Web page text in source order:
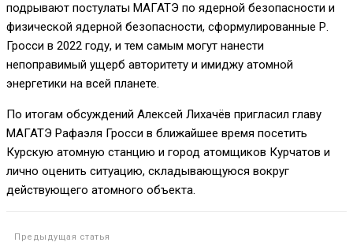
подрывают постулаты МАГАТЭ по ядерной безопасности и
физической ядерной безопасности, сформулированные Р.
Гросси в 2022 году, и тем самым могут нанести
непоправимый ущерб авторитету и имиджу атомной
энергетики на всей планете.
По итогам обсуждений Алексей Лихачёв пригласил главу
МАГАТЭ Рафаэля Гросси в ближайшее время посетить
Курскую атомную станцию и город атомщиков Курчатов и
лично оценить ситуацию, складывающуюся вокруг
действующего атомного объекта.
Предыдущая статья